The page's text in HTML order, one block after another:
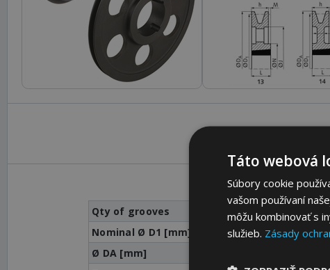
Qty of grooves
Nominal Ø D1 [mm]
Ø DA [mm]
Táto webová
Súbory cookie
vašom používaní
môžu kombinovať s
služieb. Zásady